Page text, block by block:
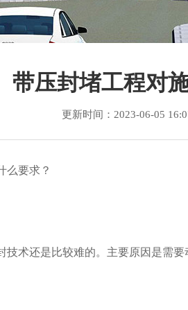
销售各个型号卡具
带压封堵工程对
更新时间：2023-06-05
要求？
还是比较难的。主要原因是需要